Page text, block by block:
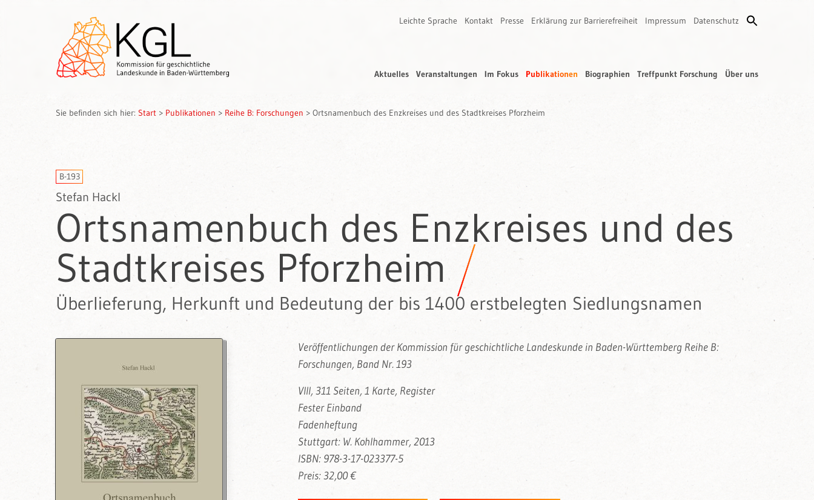
Leichte Sprache Kontakt Presse Erklärung zur Barrierefreiheit Impressum Datenschutz
Aktuelles Veranstaltungen Im Fokus Publikationen Biographien Treffpunkt Forschung Über uns
Sie befinden sich hier: Start > Publikationen > Reihe B: Forschungen > Ortsnamenbuch des Enzkreises und des Stadtkreises Pforzheim
B-193
Stefan Hackl
Ortsnamenbuch des Enzkreises und des
Stadtkreises Pforzheim
Überlieferung, Herkunft und Bedeutung der bis 1400 erstbelegten Siedlungsnamen
Veröffentlichungen der Kommission für geschichtliche Landeskunde in Baden-Württemberg Reihe B:
Forschungen, Band Nr. 193
VIII, 311 Seiten, 1 Karte, Register
Fester Einband
Fadenheftung
Stuttgart: W. Kohlhammer, 2013
ISBN: 978-3-17-023377-5
Preis: 32,00 €